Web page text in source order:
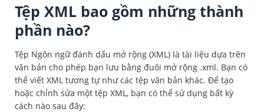
Tệp XML bao gồm những thành
phần nào?
Tệp Ngôn ngữ đánh dấu mở rộng (XML) là tài liệu dựa trên
văn bản cho phép bạn lưu bằng đuôi mở rộng .xml. Bạn có
thể viết XML tương tự như các tệp văn bản khác. Để tạo
hoặc chỉnh sửa một tệp XML, bạn có thể sử dụng bất kỳ
cách nào sau đây: